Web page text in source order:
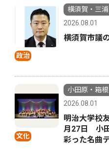
政治
横須賀・三浦
2026.08.01
横須賀市議
文化
小田原・箱
2026.08.01
明治大学校
月27日 小
彩った名曲